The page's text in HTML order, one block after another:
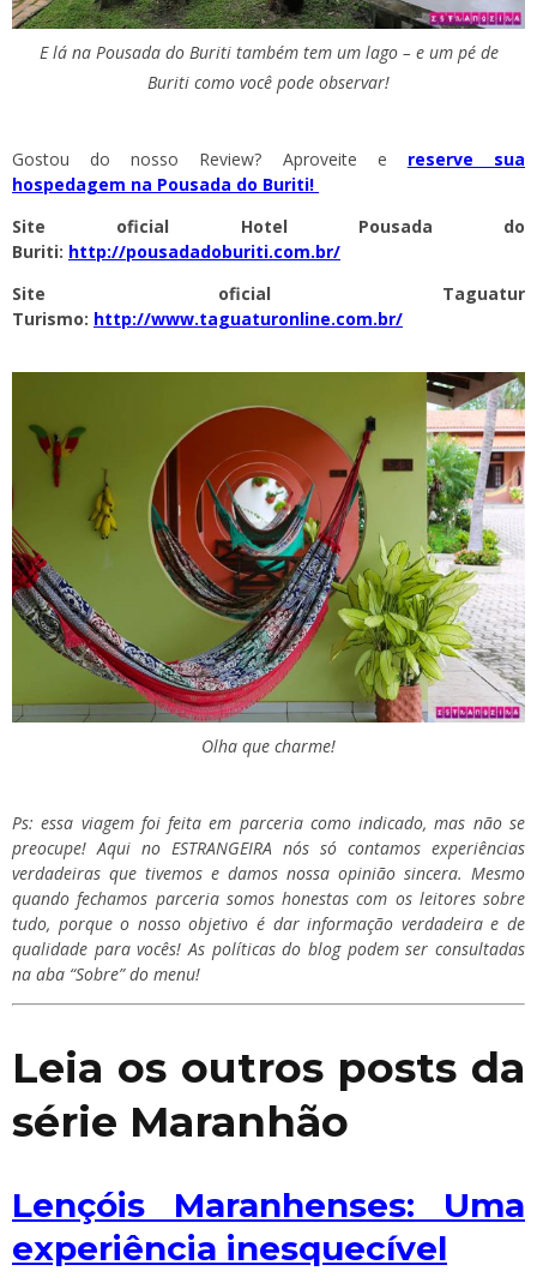
E lá na Pousada do Buriti também tem um lago – e um pé de
Buriti como você pode observar!
Gostou do nosso Review? Aproveite e reserve sua
hospedagem na Pousada do Buriti!
Site oficial Hotel Pousada do
Buriti: http://pousadadoburiti.com.br/
Site oficial Taguatur
Turismo: http://www.taguaturonline.com.br/
Olha que charme!
Ps: essa viagem foi feita em parceria como indicado, mas não se
preocupe! Aqui no ESTRANGEIRA nós só contamos experiências
verdadeiras que tivemos e damos nossa opinião sincera. Mesmo
quando fechamos parceria somos honestas com os leitores sobre
tudo, porque o nosso objetivo é dar informação verdadeira e de
qualidade para vocês! As políticas do blog podem ser consultadas
na aba “Sobre” do menu!
Leia os outros posts da
série Maranhão
Lençóis Maranhenses: Uma
experiência inesquecível